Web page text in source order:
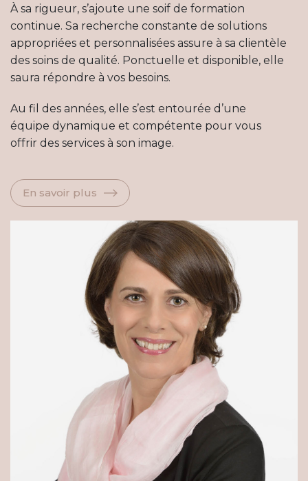
À sa rigueur, s’ajoute une soif de formation
continue. Sa recherche constante de solutions
appropriées et personnalisées assure à sa clientèle
des soins de qualité. Ponctuelle et disponible, elle
saura répondre à vos besoins.
Au fil des années, elle s’est entourée d’une
équipe dynamique et compétente pour vous
offrir des services à son image.
En savoir plus